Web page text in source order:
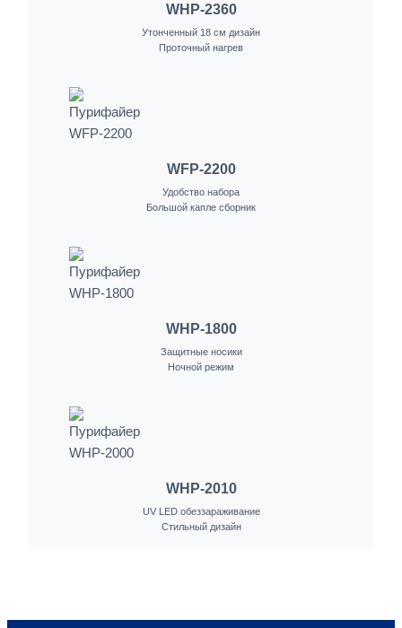
WHP-2360
Утонченный 18 см дизайн
Проточный нагрев
WFP-2200
Удобство набора
Большой капле сборник
WHP-1800
Защитные носики
Ночной режим
WHP-2010
UV LED обеззараживание
Стильный дизайн